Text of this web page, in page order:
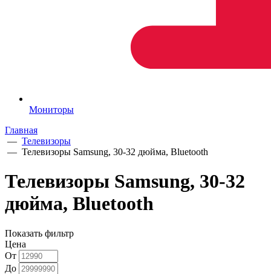
Мониторы
Главная
— Телевизоры
— Телевизоры Samsung, 30-32 дюйма, Bluetooth
Телевизоры Samsung, 30-32
дюйма, Bluetooth
Показать фильтр
Цена
От
До